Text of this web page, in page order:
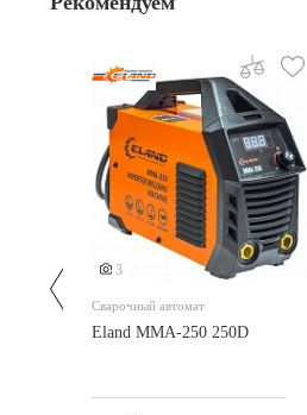
3
Сварочный автомат
Eland MMA-250 250D